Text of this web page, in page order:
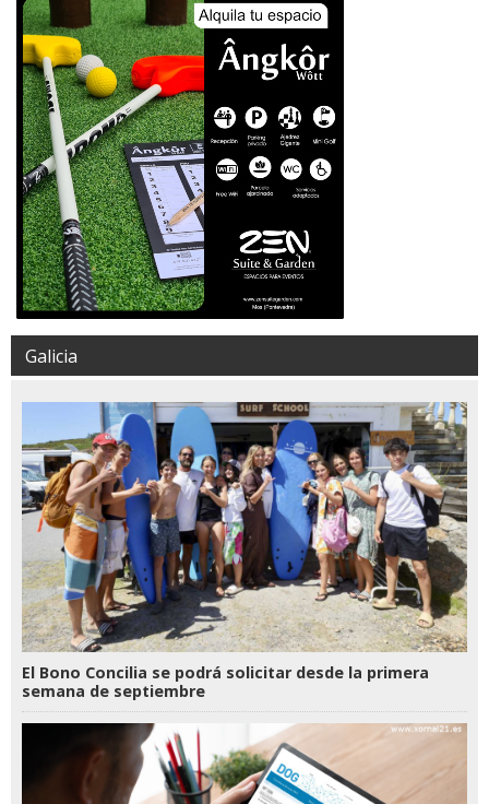
Galicia
El Bono Concilia se podrá solicitar desde la primera
semana de septiembre